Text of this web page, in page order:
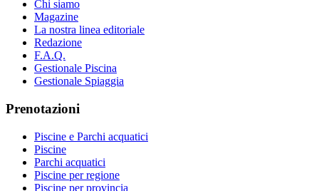
Chi siamo
Magazine
La nostra linea editoriale
Redazione
F.A.Q.
Gestionale Piscina
Gestionale Spiaggia
Prenotazioni
Piscine e Parchi acquatici
Piscine
Parchi acquatici
Piscine per regione
Piscine per provincia